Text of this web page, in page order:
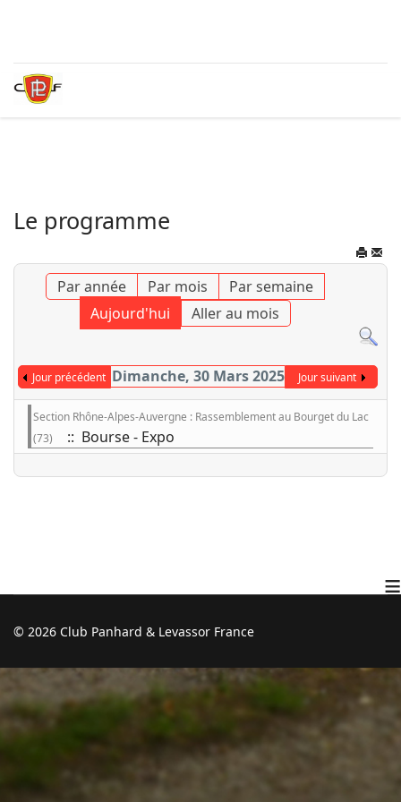
Le programme
Par année Par mois
Par semaine
Aujourd'hui
Aller au mois
Jour précédent Dimanche, 30 Mars 2025 Jour suivant
Section Rhône-Alpes-Auvergne : Rassemblement au Bourget du Lac
(73)
:: Bourse - Expo
≡
© 2026 Club Panhard & Levassor France